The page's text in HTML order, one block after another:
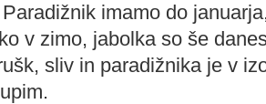
imamo do
v zimo, jabolka so še
sliv in paradižnika je v